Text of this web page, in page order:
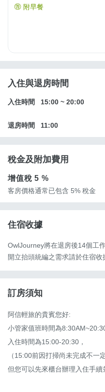
附早餐
入住與退房時間
入住時間 15:00 ~ 20:00
退房時間 11:00
稅金及附加費用
增值稅5 %
客房價格通常已包含 5% 稅金
住宿收據
OwlJourney將在退房後14個工
開立抬頭統編之需求請於住宿收
訂房須知
阿信輕旅的貴賓您好:
小管家值班時間為
入住時間為15:00-20:30，
（15:00前因打掃尚未完成不一
但您可以先來櫃台辦理入住手續